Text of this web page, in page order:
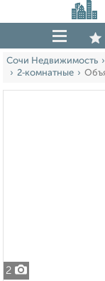
Сочи Недвижимость
2‑комнатные
2